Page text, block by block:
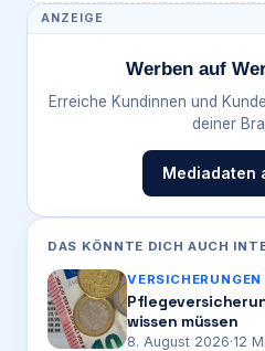
ANZEIGE
Werben auf
Erreiche Kundinnen und
deiner
Mediadaten
DAS KÖNNTE DICH AUCH
VERSICHERUNGEN
wissen müssen
8. August 2026·12